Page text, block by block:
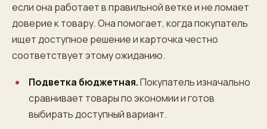
если она работает в правильной ветке и не ломает
доверие к товару. Она помогает, когда покупатель
ищет доступное решение и карточка честно
соответствует этому ожиданию.
Подветка бюджетная.Покупатель изначально
сравнивает товары по экономии и готов
выбирать доступный вариант.